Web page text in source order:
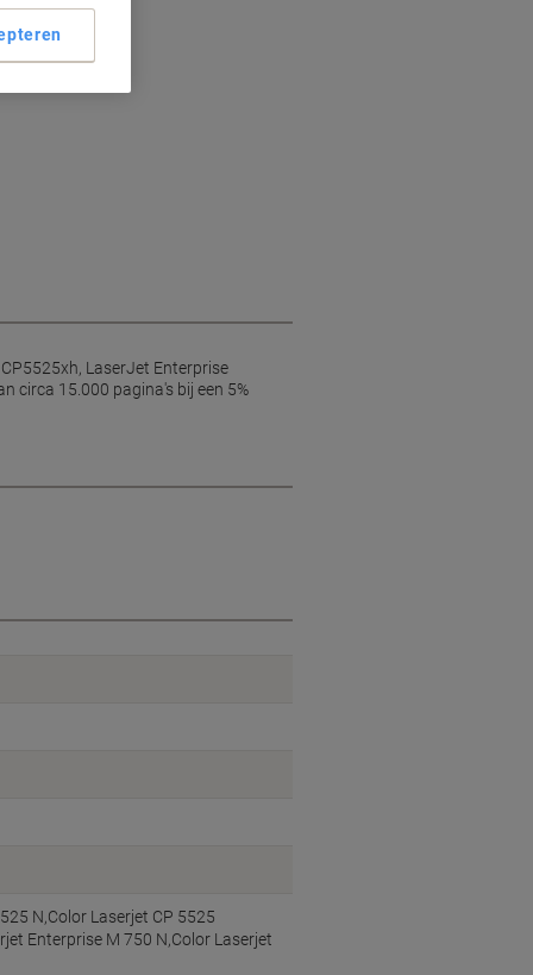
LaserJet Enterprise
circa 15.000 pagina's bij een 5%
N,Color Laserjet CP 5525
Enterprise M 750 N,Color Laserjet